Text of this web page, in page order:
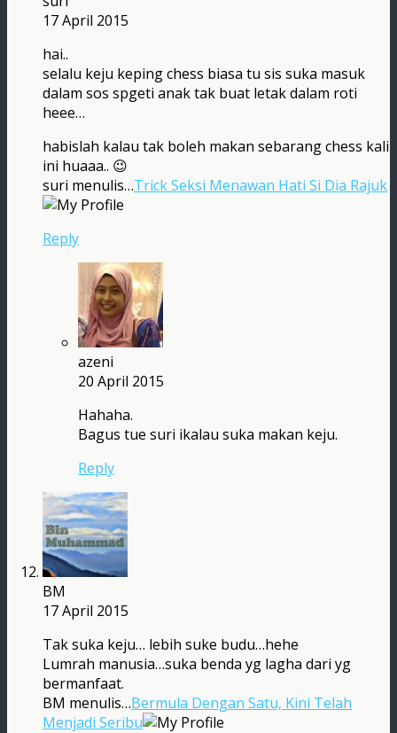
17 April 2015
hai..
selalu keju keping chess biasa tu sis suka masuk
dalam sos spgeti anak tak buat letak dalam roti
heee…
habislah kalau tak boleh makan sebarang chess kali
ini huaaa.. 😉
suri menulis…Trick Seksi Menawan Hati Si Dia Rajuk
Reply
azeni
20 April 2015
Hahaha.
Bagus tue suri ikalau suka makan keju.
Reply
BM
17 April 2015
Tak suka keju… lebih suke budu…hehe
Lumrah manusia…suka benda yg lagha dari yg
bermanfaat.
BM menulis…Bermula Dengan Satu, Kini Telah
Menjadi Seribu